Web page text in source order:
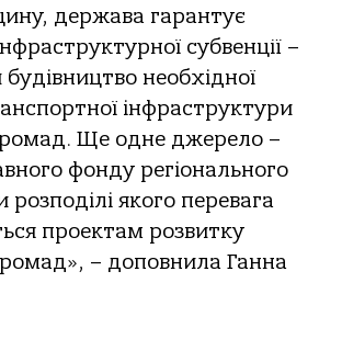
держава гарантує
субвенції –
необхідної
інфраструктури
Ще одне джерело –
фонду регіонального
розподілі якого перевага
проектам розвитку
– доповнила Ганна